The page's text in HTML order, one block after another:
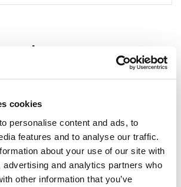
cookies
personalise content and ads, to
features and to analyse our traffic.
about your use of our site with
advertising and analytics partners who
other information that you’ve
per questo